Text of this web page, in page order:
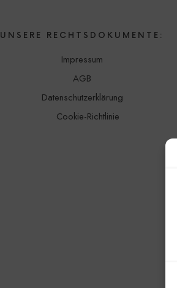
UNSERE RECHTSDOKUMENTE:
Impressum
AGB
Datenschutzerklärung
Cookie-Richtlinie